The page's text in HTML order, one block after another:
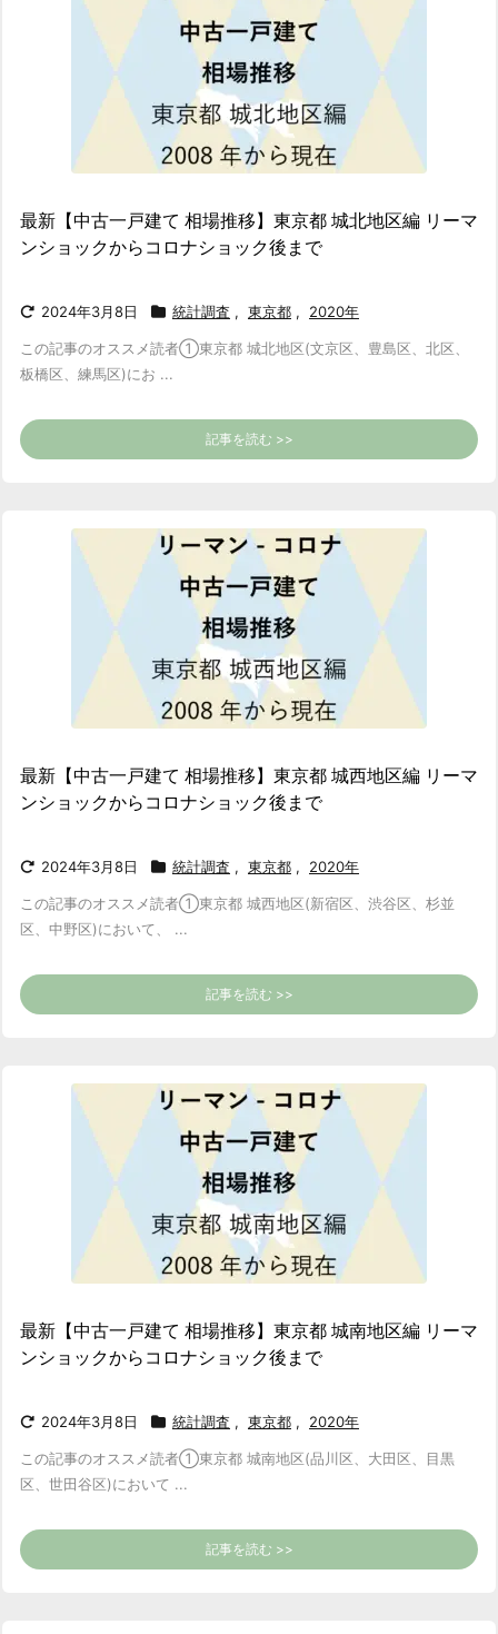
最新【中古一戸建て 相場推移】東京都 城北地区編 リーマ
ンショックからコロナショック後まで
2024年3月8日 統計調査 , 東京都 , 2020年
この記事のオススメ読者①東京都 城北地区(文京区、豊島区、北区、
板橋区、練馬区)にお ...
記事を読む >>
最新【中古一戸建て 相場推移】東京都 城西地区編 リーマ
ンショックからコロナショック後まで
2024年3月8日 統計調査 , 東京都 , 2020年
この記事のオススメ読者①東京都 城西地区(新宿区、渋谷区、杉並
区、中野区)において、 ...
記事を読む >>
最新【中古一戸建て 相場推移】東京都 城南地区編 リーマ
ンショックからコロナショック後まで
2024年3月8日 統計調査 , 東京都 , 2020年
この記事のオススメ読者①東京都 城南地区(品川区、大田区、目黒
区、世田谷区)において ...
記事を読む >>